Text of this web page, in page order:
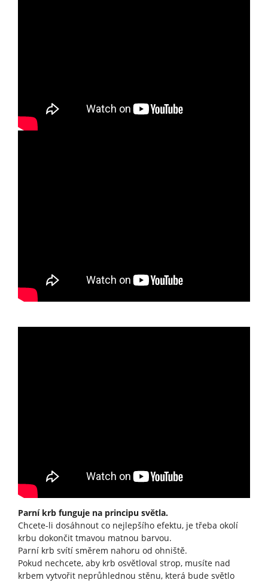
Parní krb funguje na principu světla.
Chcete-li dosáhnout co nejlepšího efektu, je třeba okolí
krbu dokončit tmavou matnou barvou.
Parní krb svítí směrem nahoru od ohniště.
Pokud nechcete, aby krb osvětloval strop, musíte nad
krbem vytvořit neprůhlednou stěnu, která bude světlo